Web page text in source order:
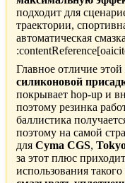
подходит для
траектории,
автоматическая
Главное отличие
силиконовой
покрывает hop-up и
поэтому резинка
баллистика
поэтому на самой
для Cyma CGS,
за этот плюс
использования